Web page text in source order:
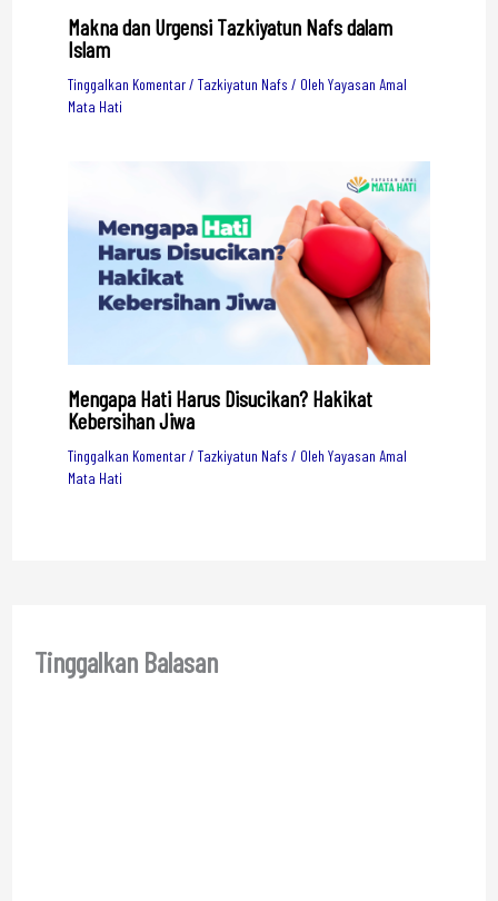
Makna dan Urgensi Tazkiyatun Nafs dalam
Islam
Tinggalkan Komentar/ Tazkiyatun Nafs / Oleh Yayasan Amal
Mata Hati
Mengapa Hati Harus Disucikan? Hakikat
Kebersihan Jiwa
Tinggalkan Komentar/ Tazkiyatun Nafs / Oleh Yayasan Amal
Mata Hati
Tinggalkan Balasan